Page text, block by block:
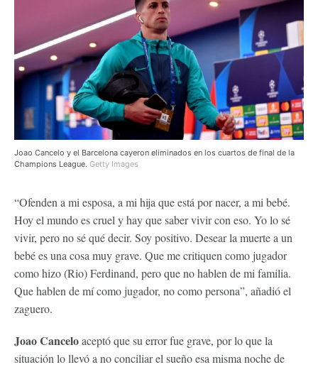
Joao Cancelo y el Barcelona cayeron eliminados en los cuartos de final de la
Champions League. Getty Images
“Ofenden a mi esposa, a mi hija que está por nacer, a mi bebé.
Hoy el mundo es cruel y hay que saber vivir con eso. Yo lo sé
vivir, pero no sé qué decir. Soy positivo. Desear la muerte a un
bebé es una cosa muy grave. Que me critiquen como jugador
como hizo (Rio) Ferdinand, pero que no hablen de mi familia.
Que hablen de mí como jugador, no como persona”, añadió el
zaguero.
Joao Canceloaceptó que su error fue grave, por lo que la
situación lo llevó a no conciliar el sueño esa misma noche de